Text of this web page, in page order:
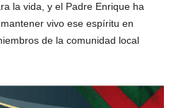
la vida, y el Padre Enrique ha
vivo ese espíritu en
de la comunidad local